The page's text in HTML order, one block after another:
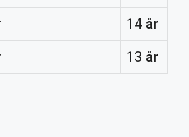
14 år
13 år